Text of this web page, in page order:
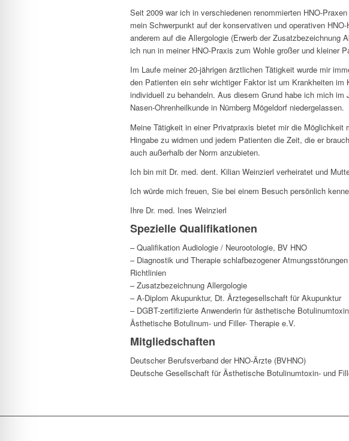
Seit 2009 war ich in verschiedenen renommierten HNO-
mein Schwerpunkt auf der konservativen und operativen
anderem auf die Allergologie (Erwerb der Zusatzbezeichnung
ich nun in meiner HNO-Praxis zum Wohle großer und kleiner
Im Laufe meiner 20-jährigen ärztlichen Tätigkeit wurde mir
den Patienten ein sehr wichtiger Faktor ist um Krankheiten im
individuell zu behandeln. Aus diesem Grund habe ich mich
Nasen-Ohrenheilkunde in Nürnberg Mögeldorf niedergelassen.
Meine Tätigkeit in einer Privatpraxis bietet mir die
Hingabe zu widmen und jedem Patienten die Zeit, die er
auch außerhalb der Norm anzubieten.
Ich bin mit Dr. med. dent. Kilian Weinzierl verheiratet und
Ich würde mich freuen, Sie bei einem Besuch persönlich
Ihre Dr. med. Ines Weinzierl
Spezielle Qualifikationen
– Qualifikation Audiologie / Neurootologie, BV HNO
– Diagnostik und Therapie schlafbezogener
Richtlinien
– Zusatzbezeichnung Allergologie
– A-Diplom Akupunktur, Dt. Ärztegesellschaft für Akupunktur
– DGBT-zertifizierte Anwenderin für ästhetische
Ästhetische Botulinum- und Filler- Therapie e.V.
Mitgliedschaften
Deutscher Berufsverband der HNO-Ärzte (BVHNO)
Deutsche Gesellschaft für Ästhetische Botulinumtoxin- und